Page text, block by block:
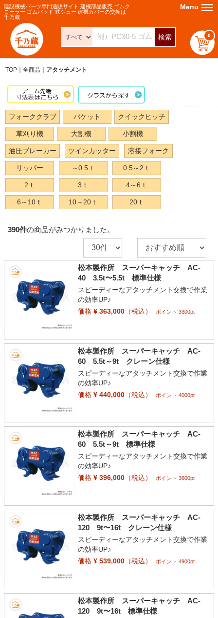
建設機械パーツ専門通販サイト 建機部品販売 ゴムク
ローラー ゴムパッド 鉄シュー 建機カバーの交換は
千乃蔵
検索 0
Menu Menu
TOP 全商品 アタッチメント
フォーククラブ バケット クイックヒッチ
草刈り機 大割機 小割機
油圧ブレーカー ツインカッター 溶接フォーク
リッパー ～0.5ｔ 0.5～2ｔ
2ｔ 3ｔ 4～6ｔ
6～10ｔ 10～20ｔ 20ｔ
390件の商品がみつかりました。
松本製作所 スーパーキャッチ AC-
40 3.5t〜5.5t 標準仕様
スピーディーなアタッチメント交換で作業
の効率UP♪
価格¥ 363,000（税込） ポイント 3300pt
松本製作所 スーパーキャッチ AC-
60 5.5t～9t クレーン仕様
スピーディーなアタッチメント交換で作業
の効率UP♪
価格¥ 440,000（税込） ポイント 4000pt
松本製作所 スーパーキャッチ AC-
60 5.5t～9t 標準仕様
スピーディーなアタッチメント交換で作業
の効率UP♪
価格¥ 396,000（税込） ポイント 3600pt
松本製作所 スーパーキャッチ AC-
120 9t〜16t クレーン仕様
スピーディーなアタッチメント交換で作業
の効率UP♪
価格¥ 539,000（税込） ポイント 4900pt
松本製作所 スーパーキャッチ AC-
120 9t〜16t 標準仕様